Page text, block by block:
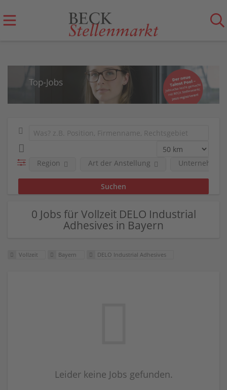
Region Art der Anstellung Unternehmen
0 Jobs für Vollzeit DELO Industrial
Adhesives in Bayern
Vollzeit Bayern DELO Industrial Adhesives
Leider keine Jobs gefunden.